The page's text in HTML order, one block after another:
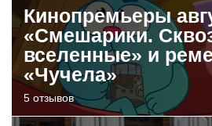
Кинопремьеры
«Смешарики.
вселенные» и
«Чучела»
5 отзывов